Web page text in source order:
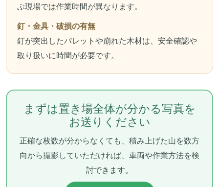
ぶ現場では作業時間が異なります。
釘・金具・破損の有無
釘が突出したパレットや崩れた木材は、安全確認や
取り扱いに時間が必要です。
まずは置き場全体が分かる写真を
お送りください
正確な枚数が分からなくても、積み上げた山を数方
向から撮影していただければ、車両や作業方法を検
討できます。